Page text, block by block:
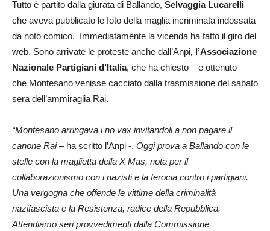
Tutto è partito dalla giurata di Ballando, Selvaggia Lucarelli
che aveva pubblicato le foto della maglia incriminata indossata
da noto comico. Immediatamente la vicenda ha fatto il giro del
web. Sono arrivate le proteste anche dall’Anpi, l’Associazione
Nazionale Partigiani d’Italia, che ha chiesto – e ottenuto –
che Montesano venisse cacciato dalla trasmissione del sabato
sera dell’ammiraglia Rai.
“Montesano arringava i no vax invitandoli a non pagare il
canone Rai– ha scritto l’Anpi -. Oggi prova a Ballando con le
stelle con la maglietta della X Mas, nota per il
collaborazionismo con i nazisti e la ferocia contro i partigiani.
Una vergogna che offende le vittime della criminalità
nazifascista e la Resistenza, radice della Repubblica.
Attendiamo seri provvedimenti dalla Commissione